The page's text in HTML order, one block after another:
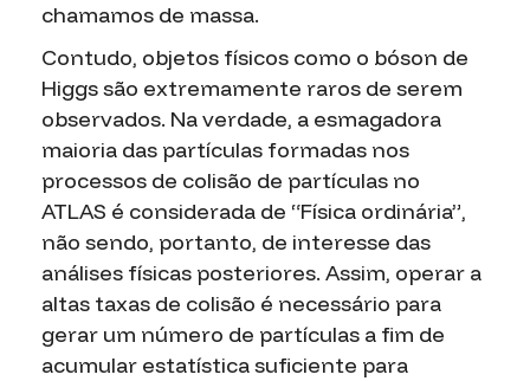
chamamos de massa.
Contudo, objetos físicos como o bóson de
Higgs são extremamente raros de serem
observados. Na verdade, a esmagadora
maioria das partículas formadas nos
processos de colisão de partículas no
ATLAS é considerada de “Física ordinária”,
não sendo, portanto, de interesse das
análises físicas posteriores. Assim, operar a
altas taxas de colisão é necessário para
gerar um número de partículas a fim de
acumular estatística suficiente para